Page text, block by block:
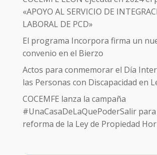
«APOYO AL SERVICIO DE
LABORAL DE PCD»
El programa Incorpora firma un
convenio en el Bierzo
Actos para conmemorar el Día
las Personas con Discapacidad en
COCEMFE lanza la campaña
#UnaCasaDeLaQuePoderSalir
reforma de la Ley de Propiedad